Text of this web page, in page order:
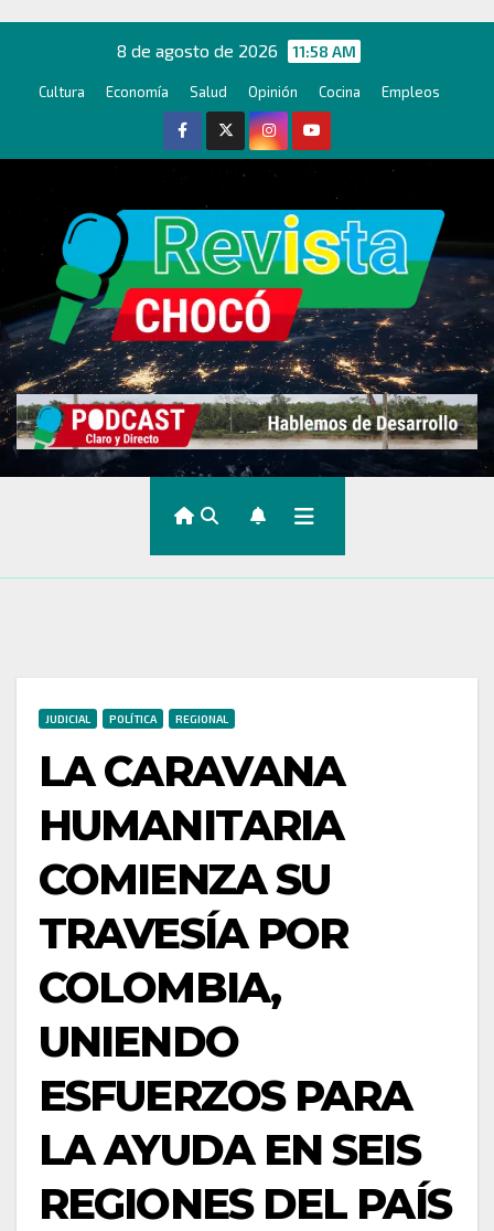
contenido
8 de agosto de 2026 11:58 AM
Cultura Economía Salud Opinión Cocina Empleos
JUDICIAL POLÍTICA REGIONAL
LA CARAVANA
HUMANITARIA
COMIENZA SU
TRAVESÍA POR
COLOMBIA,
UNIENDO
ESFUERZOS PARA
LA AYUDA EN SEIS
REGIONES DEL PAÍS